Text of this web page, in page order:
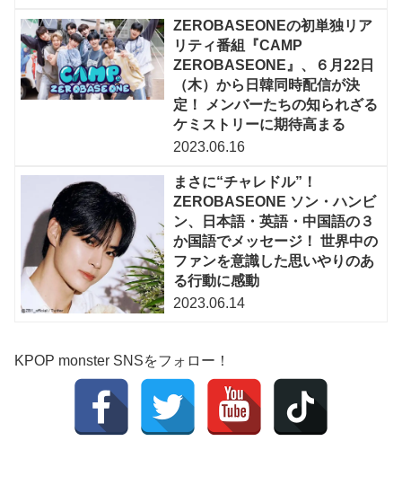
ZEROBASEONEの初単独リア
リティ番組『CAMP
ZEROBASEONE』、６月22日
（木）から日韓同時配信が決
定！ メンバーたちの知られざる
ケミストリーに期待高まる
2023.06.16
まさに“チャレドル”！
ZEROBASEONE ソン・ハンビ
ン、日本語・英語・中国語の３
か国語でメッセージ！ 世界中の
ファンを意識した思いやりのあ
る行動に感動
2023.06.14
KPOP monster SNSをフォロー！